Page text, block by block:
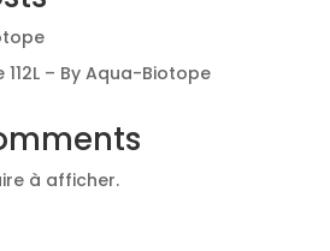
– By Aqua-Biotope
à afficher.